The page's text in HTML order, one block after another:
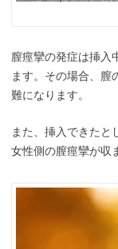
膣痙攣の発症は挿入
ます。その場合、膣
難になります。
また、挿入できたと
女性側の膣痙攣が収